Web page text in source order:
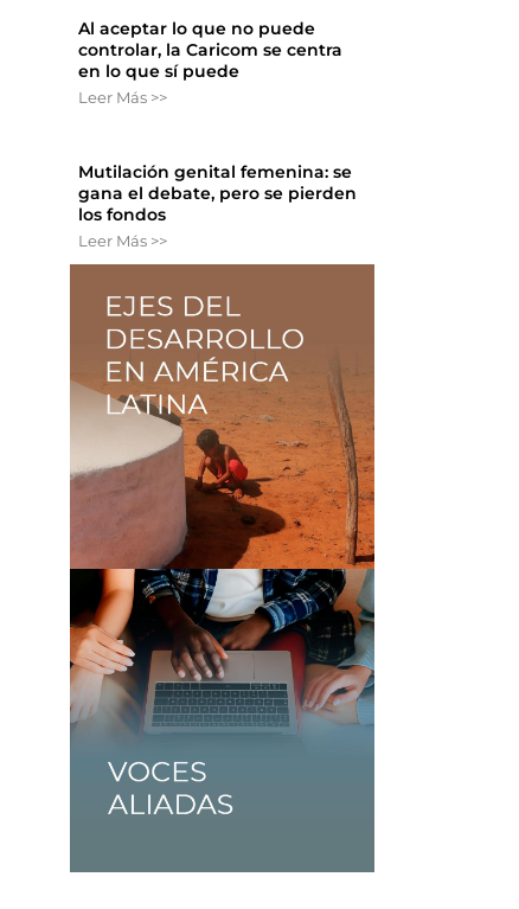
Al aceptar lo que no puede
controlar, la Caricom se centra
en lo que sí puede
Leer Más >>
Mutilación genital femenina: se
gana el debate, pero se pierden
los fondos
Leer Más >>